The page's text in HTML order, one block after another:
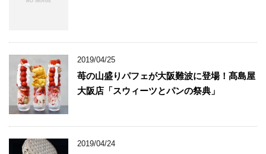
2019/04/25
苺の山盛りパフェが大阪難波に登場！髙島屋
大阪店「スウィーツとパンの祭典」
2019/04/24